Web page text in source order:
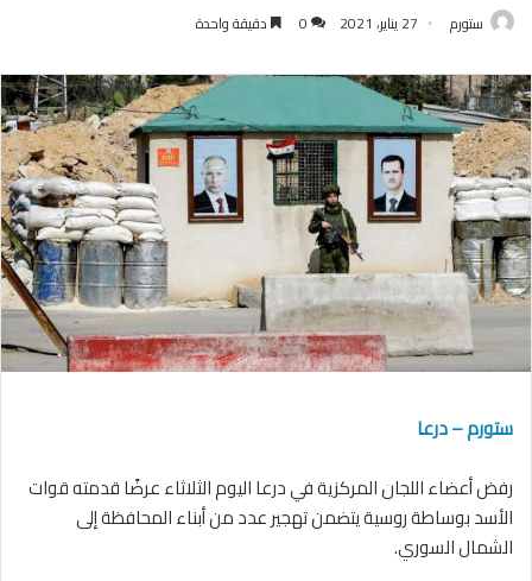
ستورم 27 يناير، 2021 0 دقيقة واحدة
ستورم – درعا
رفض أعضاء اللجان المركزية في درعا اليوم الثلاثاء عرضًا قدمته قوات
الأسد بوساطة روسية يتضمن تهجير عدد من أبناء المحافظة إلى
الشمال السوري.